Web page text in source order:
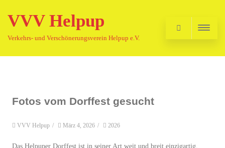
VVV Helpup
Verkehrs- und Verschönerungsverein Helpup e.V.
Fotos vom Dorffest gesucht
VVV Helpup / März 4, 2026 / 2026
Das Helpuper Dorffest ist in seiner Art weit und breit einzigartig.